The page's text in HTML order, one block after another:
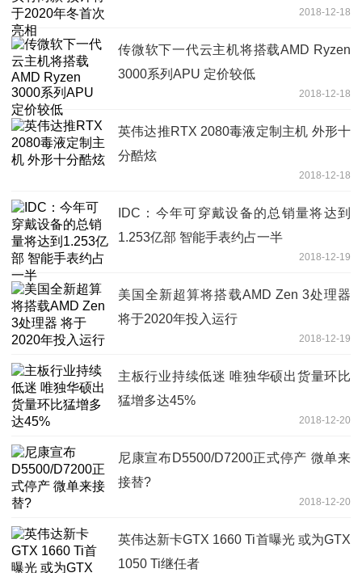
2018-12-18
传微软下一代云主机将搭载AMD Ryzen
3000系列APU 定价较低
2018-12-18
英伟达推RTX 2080毒液定制主机 外形十
分酷炫
2018-12-18
IDC：今年可穿戴设备的总销量将达到
1.253亿部 智能手表约占一半
2018-12-19
美国全新超算将搭载AMD Zen 3处理器
将于2020年投入运行
2018-12-19
主板行业持续低迷 唯独华硕出货量环比
猛增多达45%
2018-12-20
尼康宣布D5500/D7200正式停产 微单来
接替?
2018-12-20
英伟达新卡GTX 1660 Ti首曝光 或为GTX
1050 Ti继任者